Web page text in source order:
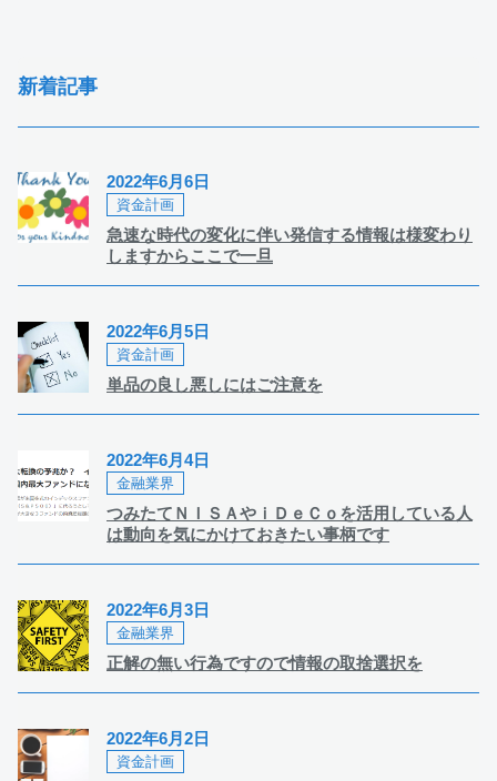
新着記事
急速な時代の変化に伴い発信する情報は様変わり
しますからここで一旦
資金計画
2022年6月6日
単品の良し悪しにはご注意を
資金計画
2022年6月5日
つみたてＮＩＳＡやｉＤｅＣｏを活用している人
は動向を気にかけておきたい事柄です
金融業界
2022年6月4日
正解の無い行為ですので情報の取捨選択を
金融業界
2022年6月3日
資金計画
2022年6月2日